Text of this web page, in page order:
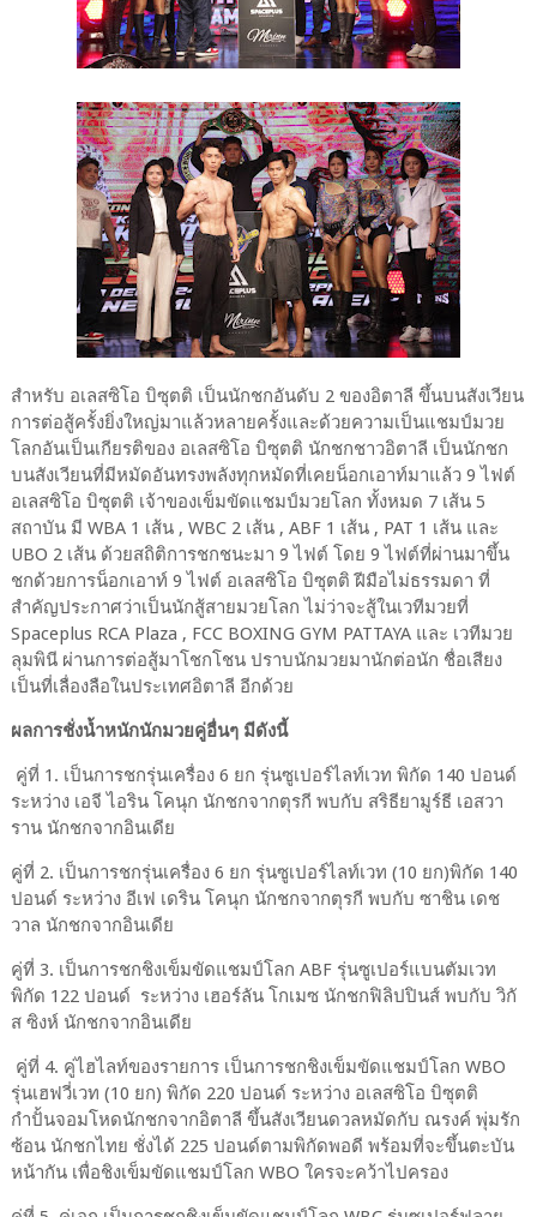
สำหรับ อเลสซิโอ บิซุตติ เป็นนักชกอันดับ 2 ของอิตาลี ขึ้นบนสังเวียน
การต่อสู้ครั้งยิ่งใหญ่มาแล้วหลายครั้งและด้วยความเป็นแชมป์มวย
โลกอันเป็นเกียรติของ อเลสซิโอ บิซุตติ นักชกชาวอิตาลี เป็นนักชก
บนสังเวียนที่มีหมัดอันทรงพลังทุกหมัดที่เคยน็อกเอาท์มาแล้ว 9 ไฟต์
อเลสซิโอ บิซุตติ เจ้าของเข็มขัดแชมป์มวยโลก ทั้งหมด 7 เส้น 5
สถาบัน มี WBA 1 เส้น , WBC 2 เส้น , ABF 1 เส้น , PAT 1 เส้น และ
UBO 2 เส้น ด้วยสถิติการชกชนะมา 9 ไฟต์ โดย 9 ไฟต์ที่ผ่านมาขึ้น
ชกด้วยการน็อกเอาท์ 9 ไฟต์ อเลสซิโอ บิซุตติ ฝีมือไม่ธรรมดา ที่
สำคัญประกาศว่าเป็นนักสู้สายมวยโลก ไม่ว่าจะสู้ในเวทีมวยที่
Spaceplus RCA Plaza , FCC BOXING GYM PATTAYA และ เวทีมวย
ลุมพินี ผ่านการต่อสู้มาโชกโชน ปราบนักมวยมานักต่อนัก ชื่อเสียง
เป็นที่เลื่องลือในประเทศอิตาลี อีกด้วย
ผลการชั่งน้ำหนักนักมวยคู่อื่นๆ มีดังนี้
คู่ที่ 1. เป็นการชกรุ่นเครื่อง 6 ยก รุ่นซูเปอร์ไลท์เวท พิกัด 140 ปอนด์
ระหว่าง เอจี ไอริน โคนุก นักชกจากตุรกี พบกับ สริธียามูร์ธี เอสวา
ราน นักชกจากอินเดีย
คู่ที่ 2. เป็นการชกรุ่นเครื่อง 6 ยก รุ่นซูเปอร์ไลท์เวท (10 ยก)พิกัด 140
ปอนด์ ระหว่าง อีเฟ เดริน โคนุก นักชกจากตุรกี พบกับ ซาชิน เดช
วาล นักชกจากอินเดีย
คู่ที่ 3. เป็นการชกชิงเข็มขัดแชมป์โลก ABF รุ่นซูเปอร์แบนตัมเวท
พิกัด 122 ปอนด์ ระหว่าง เฮอร์ลัน โกเมซ นักชกฟิลิปปินส์ พบกับ วิกั
ส ซิงห์ นักชกจากอินเดีย
คู่ที่ 4. คู่ไฮไลท์ของรายการ เป็นการชกชิงเข็มขัดแชมป์โลก WBO
รุ่นเฮฟวี่เวท (10 ยก) พิกัด 220 ปอนด์ ระหว่าง อเลสซิโอ บิซุตติ
กำปั้นจอมโหดนักชกจากอิตาลี ขึ้นสังเวียนดวลหมัดกับ ณรงค์ พุ่มรัก
ซ้อน นักชกไทย ชั่งได้ 225 ปอนด์ตามพิกัดพอดี พร้อมที่จะขึ้นตะบัน
หน้ากัน เพื่อชิงเข็มขัดแชมป์โลก WBO ใครจะคว้าไปครอง